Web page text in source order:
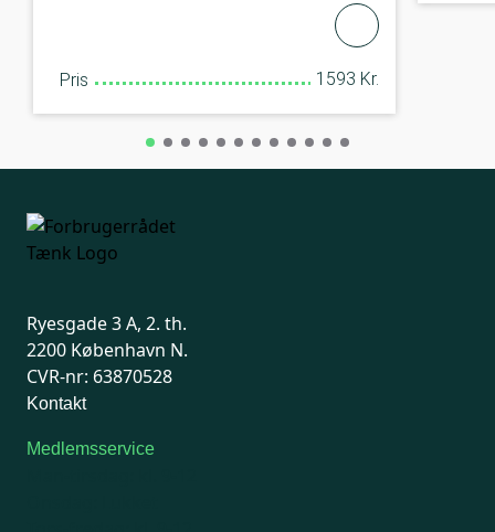
Pris 1593 Kr.
Ryesgade 3 A, 2. th.
2200 København N.
CVR-nr: 63870528
Kontakt
Medlemsservice